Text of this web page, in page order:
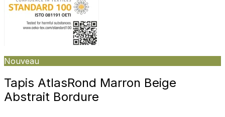
Nouveau
Tapis AtlasRond Marron Beige
Abstrait Bordure